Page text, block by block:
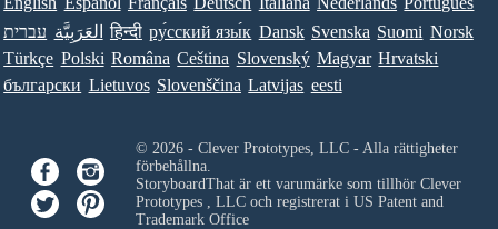
עברית العَرَبِيَّة हिन्दी ру́сский язы́к Dansk Svenska Suomi Norsk
Türkçe Polski Româna Ceština Slovenský Magyar Hrvatski
български Lietuvos Slovenščina Latvijas eesti
© 2026 - Clever Prototypes, LLC - Alla rättigheter
förbehållna.
StoryboardThat är ett varumärke som tillhör Clever
Prototypes , LLCoch registrerat i US Patent and
Trademark Office